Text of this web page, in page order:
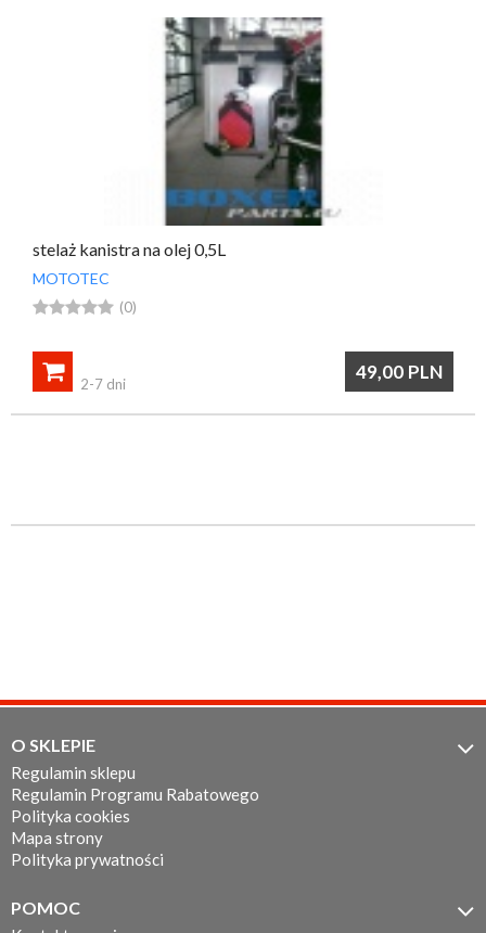
stelaż kanistra na olej 0,5L
MOTOTEC
 (0)
49,00 PLN

2-7 dni
O SKLEPIE 
Regulamin sklepu
Regulamin Programu Rabatowego
Polityka cookies
Mapa strony
Polityka prywatności
POMOC 